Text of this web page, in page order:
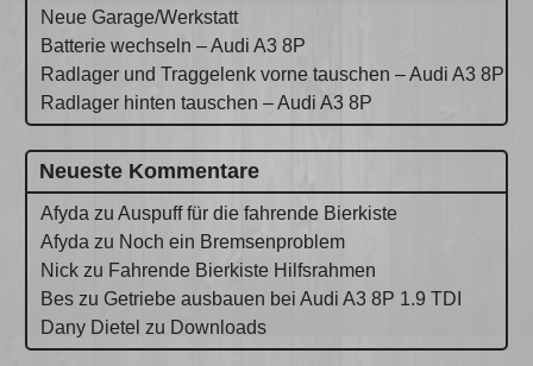
Neue Garage/Werkstatt
Batterie wechseln – Audi A3 8P
Radlager und Traggelenk vorne tauschen – Audi A3 8P
Radlager hinten tauschen – Audi A3 8P
Neueste Kommentare
Afyda zuAuspuff für die fahrende Bierkiste
Afyda zu Noch ein Bremsenproblem
Nick zu Fahrende Bierkiste Hilfsrahmen
Bes zuGetriebe ausbauen bei Audi A3 8P 1.9 TDI
Dany Dietel zu Downloads